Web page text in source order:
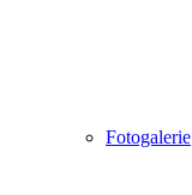
Fotogalerie